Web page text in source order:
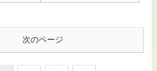
次のページ